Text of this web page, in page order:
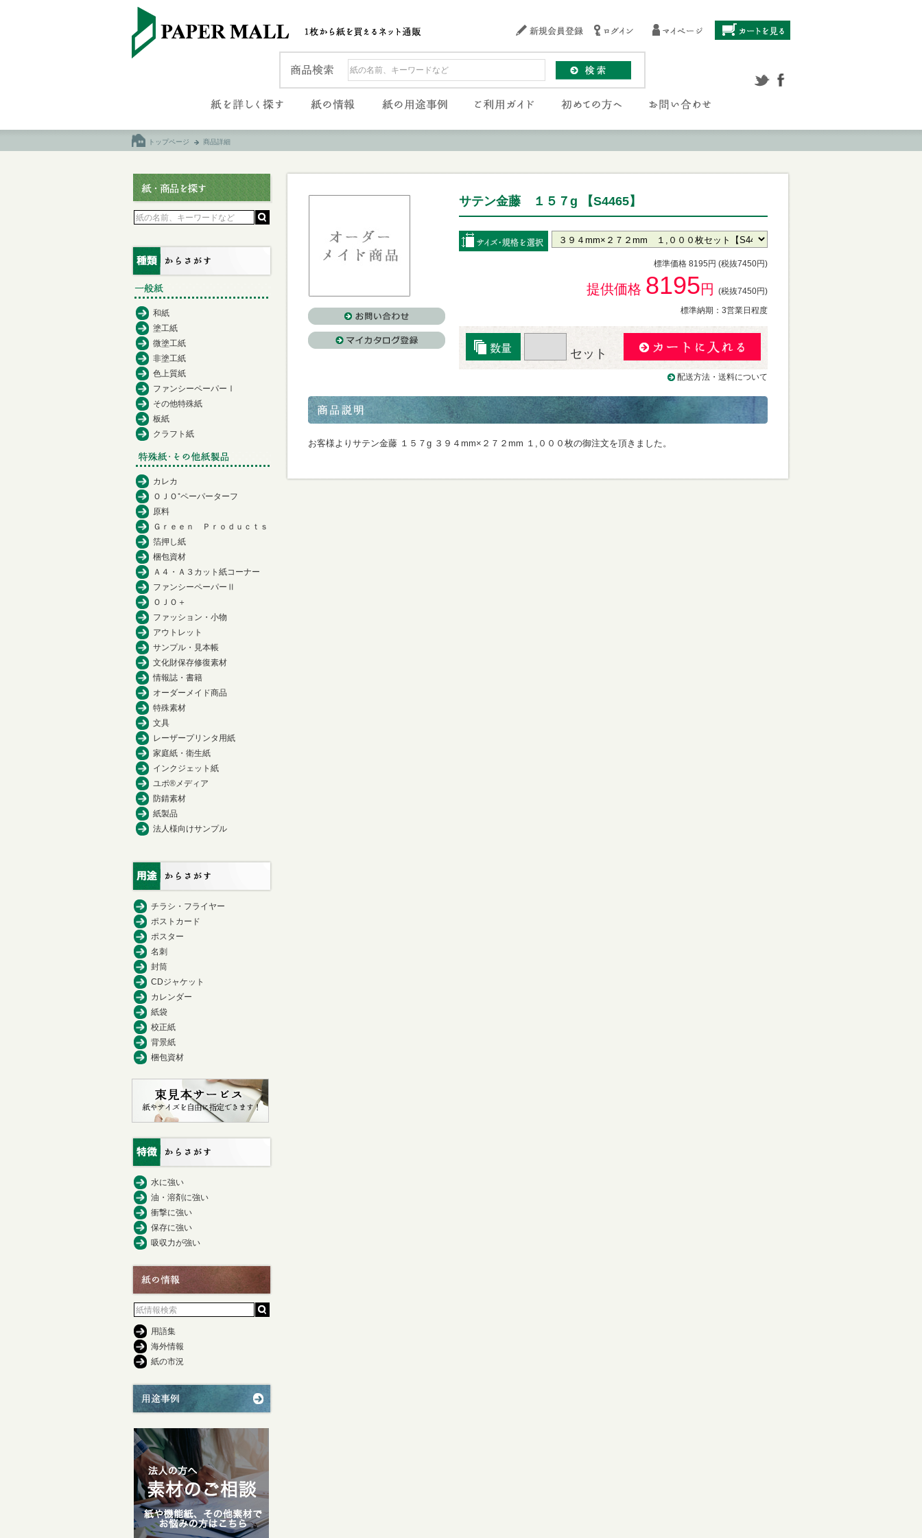
トップページ 商品詳細
サテン金藤 １５７g 【S4465】
標準価格 8195円 (税抜7450円)
提供価格 8195円
(税抜7450円)
標準納期：3営業日程度
セット
配送方法・送料について
お客様よりサテン金藤 １５７g ３９４mm×２７２mm １,０００枚の御注文を頂きました。
和紙
塗工紙
微塗工紙
非塗工紙
色上質紙
ファンシーペーパーⅠ
その他特殊紙
板紙
クラフト紙
カレカ
ＯＪＯ⁺ペーパーターフ
原料
Ｇｒｅｅｎ Ｐｒｏｄｕｃｔｓ
箔押し紙
梱包資材
Ａ４・Ａ３カット紙コーナー
ファンシーペーパーⅡ
ＯＪＯ＋
ファッション・小物
アウトレット
サンプル・見本帳
文化財保存修復素材
情報誌・書籍
オーダーメイド商品
特殊素材
文具
レーザープリンタ用紙
家庭紙・衛生紙
インクジェット紙
ユポ®メディア
防錆素材
紙製品
法人様向けサンプル
チラシ・フライヤー
ポストカード
ポスター
名刺
封筒
CDジャケット
カレンダー
紙袋
校正紙
背景紙
梱包資材
水に強い
油・溶剤に強い
衝撃に強い
保存に強い
吸収力が強い
用語集
海外情報
紙の市況